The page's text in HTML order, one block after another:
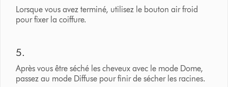
Lorsque vous avez terminé, utilisez le bouton air froid
pour fixer la coiffure.
5.
Après vous être séché les cheveux avec le mode Dome,
passez au mode Diffuse pour finir de sécher les racines.